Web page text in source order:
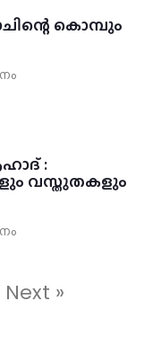
കൊമ്പും
:
വസ്തുതകളും
Next »